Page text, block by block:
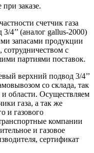
заказе.
счетчик газа
4’’ (аналог gallus-2000)
запасами продукции
сотрудничеством с
партиями поставок.
верхний подвод 3/4’’
со склада, так
области. Осуществляем
газа, а так же
и газового
компании
и газовое
сертификат